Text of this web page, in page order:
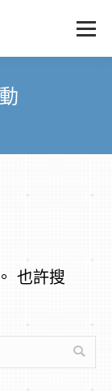
也許搜